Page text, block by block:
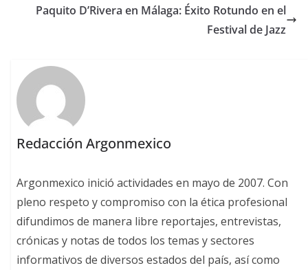
Paquito D’Rivera en Málaga: Éxito Rotundo en el
Festival de Jazz
Redacción Argonmexico
Argonmexico inició actividades en mayo de 2007. Con
pleno respeto y compromiso con la ética profesional
difundimos de manera libre reportajes, entrevistas,
crónicas y notas de todos los temas y sectores
informativos de diversos estados del país, así como